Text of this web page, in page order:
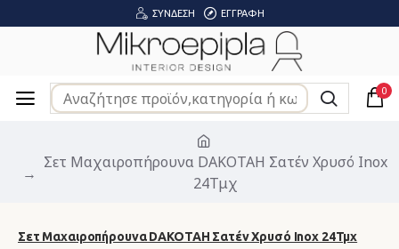
ΣΎΝΔΕΣΗ ΕΓΓΡΑΦΉ
0
Σετ Μαχαιροπήρουνα DAKOTAH Σατέν Χρυσό Inox
24Τμχ
Σετ Μαχαιροπήρουνα DAKOTAH Σατέν Χρυσό Inox 24Τμχ